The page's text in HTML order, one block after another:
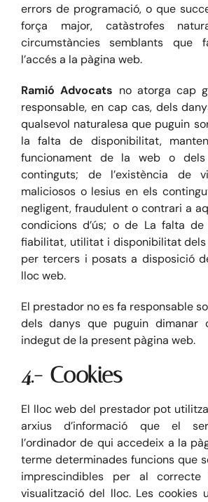
errors de programació, o que
força major, catàstrofes
circumstàncies semblants que
l’accés a la pàgina web.
Ramió Advocats no atorga cap
responsable, en cap cas, dels
qualsevol naturalesa que puguin
la falta de disponibilitat,
funcionament de la web o
continguts; de l’existència de
maliciosos o lesius en els
negligent, fraudulent o contrari a
condicions d’ús; o de La falta
fiabilitat, utilitat i disponibilitat
per tercers i posats a disposició
lloc web.
El prestador no es fa responsable
dels danys que puguin dimanar
indegut de la present pàgina web.
4.- Cookies
El lloc web del prestador pot
arxius d’informació que el
l’ordinador de qui accedeix a la
terme determinades funcions que
imprescindibles per al correcte
visualització del lloc. Les cookies